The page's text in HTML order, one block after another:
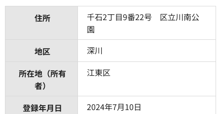
住所
千石2丁目9番22号 区立川南公
園
地区
深川
所在地（所有
者）
江東区
登録年月日 2024年7月10日